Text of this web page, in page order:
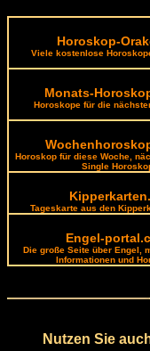
Horoskop-
Viele kostenlose
Monats-
Horoskope für die
Horoskop für diese Woche,
Single
Tageskarte aus den
Engel-
Die große Seite über Engel,
Informationen und
Nutzen Sie